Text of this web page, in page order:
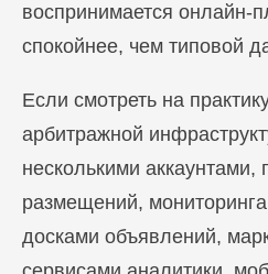
воспринимается онлайн-
спокойнее, чем типовой
Если смотреть на
арбитражной
несколькими
размещений,
досками объявлений,